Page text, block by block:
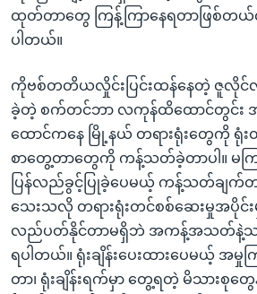
ထုတ်တာတွေ ကြန့်ကြာနေရတာဖြစ်တယ်
ပါတယ်။
ကိုဗစ်တတိယလှိုင်းပြင်းထန်နေတဲ့ ဇူလိုင်လ
ခဲ့တဲ့ စက်တင်ဘာ လကုန်ထိထောင်တွင်း အ
ထောင်ကနေ မြို့နယ် တရားရုံးတွေကို ရုံ
စာတွေ့တာတွေကို ကန့်သတ်ခဲ့တာပါ။ မက
ပြန်လည်ခွင့်ပြုခဲ့ပေမယ့် ကန့်သတ်ချက်တ
သေးသလို တရားရုံးတင်စစ်ဆေးမှုအပိုင်
လည်ပတ်နိုင်တာမရှိဘဲ အကန့်အသတ်နဲ့သာ စ
ရပါတယ်။ ရုံးချိန်းပေးထားပေမယ့် အမှုက
တာ၊ ရုံးချိန်းရက်မှာ တွေ့ရတဲ့ မိသားစုတွ